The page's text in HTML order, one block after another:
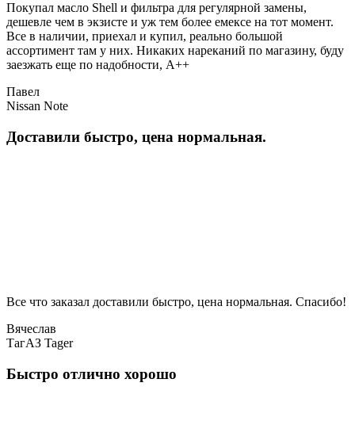
Покупал масло Shell и фильтра для регулярной замены,
дешевле чем в экзисте и уж тем более емексе на тот момент.
Все в наличии, приехал и купил, реально большой
ассортимент там у них. Никаких нареканий по магазину, буду
заезжать еще по надобности, A++
Павел
Nissan Note
Доставили быстро, цена нормальная.
Все что заказал доставили быстро, цена нормальная. Спасибо!
Вячеслав
ТагАЗ Tager
Быстро отлично хорошо